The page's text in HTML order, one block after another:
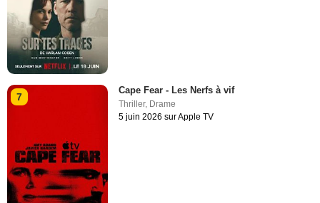
7
Cape Fear - Les Nerfs à vif
Thriller, Drame
5 juin 2026 sur Apple TV